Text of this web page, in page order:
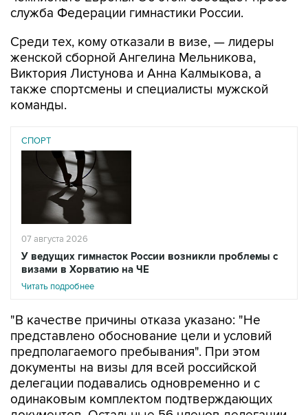
служба Федерации гимнастики России.
Среди тех, кому отказали в визе, — лидеры
женской сборной Ангелина Мельникова,
Виктория Листунова и Анна Калмыкова, а
также спортсмены и специалисты мужской
команды.
СПОРТ
07 августа 2026
У ведущих гимнасток России возникли проблемы с
визами в Хорватию на ЧЕ
Читать подробнее
"В качестве причины отказа указано: "Не
представлено обоснование цели и условий
предполагаемого пребывания". При этом
документы на визы для всей российской
делегации подавались одновременно и с
одинаковым комплектом подтверждающих